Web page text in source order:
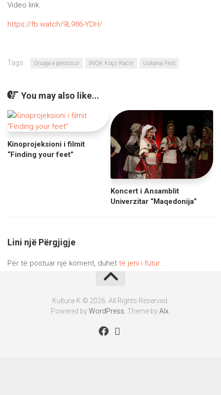
Video link:
https://fb.watch/9L9tl6-YDH/
Tags: Gruaja e përsosur INQK Koço Racin Uskana Fest
You may also like...
Kinoprojeksioni i filmit
“Finding your feet”
Koncert i Ansamblit
Univerzitar “Maqedonija”
Lini një Përgjigje
Për të postuar një koment, duhet të jeni i futur.
Kultura-K © 2026. All Rights Reserved.
Powered byWordPress. Theme byAlx.